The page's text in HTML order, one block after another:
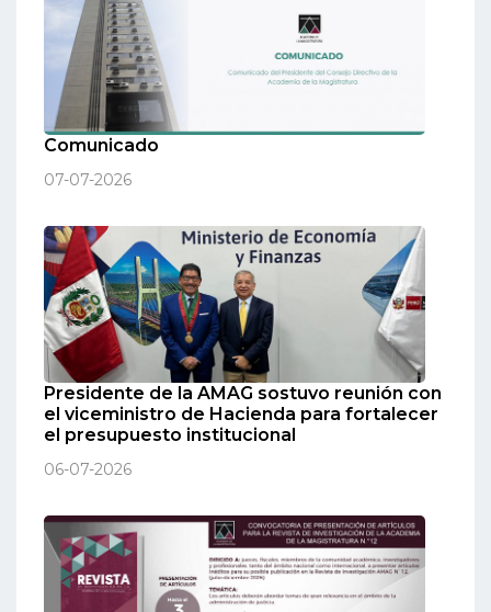
Comunicado
07-07-2026
Presidente de la AMAG sostuvo reunión con
el viceministro de Hacienda para fortalecer
el presupuesto institucional
06-07-2026